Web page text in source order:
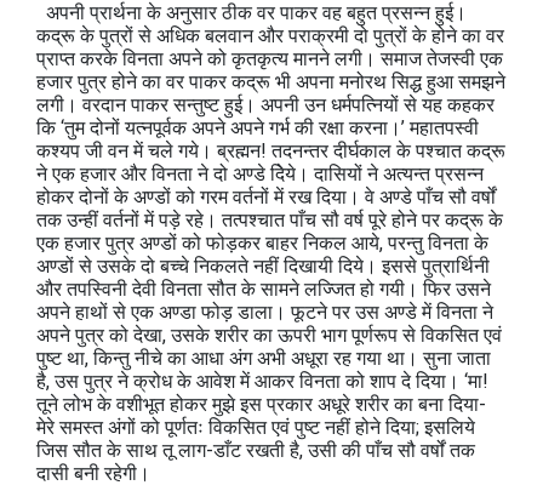
अपनी प्रार्थना के अनुसार ठीक वर पाकर वह बहुत प्रसन्न हुई।
कद्रू के पुत्रों से अधिक बलवान और पराक्रमी दो पुत्रों के होने का वर
प्राप्त करके विनता अपने को कृतकृत्य मानने लगी। समाज तेजस्वी एक
हजार पुत्र होने का वर पाकर कद्रू भी अपना मनोरथ सिद्ध हुआ समझने
लगी। वरदान पाकर सन्तुष्ट हुई। अपनी उन धर्मपत्नियों से यह कहकर
कि ‘तुम दोनों यत्नपूर्वक अपने अपने गर्भ की रक्षा करना।’ महातपस्वी
कश्यप जी वन में चले गये। ब्रह्मन! तदनन्तर दीर्घकाल के पश्चात कद्रू
ने एक हजार और विनता ने दो अण्डे दिेये। दासियों ने अत्यन्त प्रसन्न
होकर दोनों के अण्डों को गरम वर्तनों में रख दिया। वे अण्डे पाँच सौ वर्षों
तक उन्हीं वर्तनों में पड़े रहे। तत्पश्चात पाँच सौ वर्ष पूरे होने पर कद्रू के
एक हजार पुत्र अण्डों को फोड़कर बाहर निकल आये, परन्तु विनता के
अण्डों से उसके दो बच्चे निकलते नहीं दिखायी दिये। इससे पुत्रार्थिनी
और तपस्विनी देवी विनता सौत के सामने लज्जित हो गयी। फिर उसने
अपने हाथों से एक अण्डा फोड़ डाला। फूटने पर उस अण्डे में विनता ने
अपने पुत्र को देखा, उसके शरीर का ऊपरी भाग पूर्णरूप से विकसित एवं
पुष्ट था, किन्तु नीचे का आधा अंग अभी अधूरा रह गया था। सुना जाता
है, उस पुत्र ने क्रोध के आवेश में आकर विनता को शाप दे दिया। ‘मा!
तूने लोभ के वशीभूत होकर मुझे इस प्रकार अधूरे शरीर का बना दिया-
मेरे समस्त अंगों को पूर्णतः विकसित एवं पुष्ट नहीं होने दिया; इसलिये
जिस सौत के साथ तू लाग-डाँट रखती है, उसी की पाँच सौ वर्षों तक
दासी बनी रहेगी।